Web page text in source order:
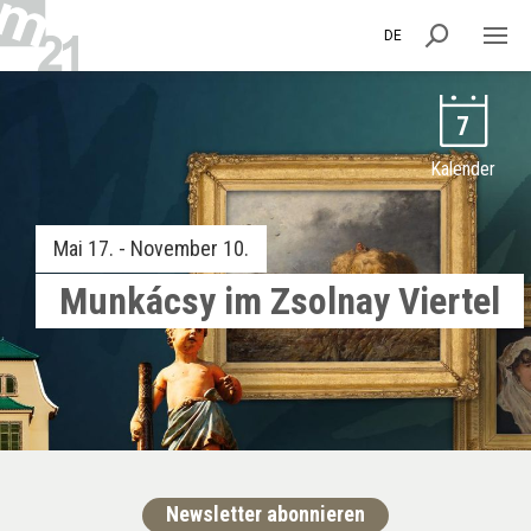
DE
Mai 17. - November 10.
Munkácsy im Zsolnay Viertel
7
Kalender
Newsletter abonnieren